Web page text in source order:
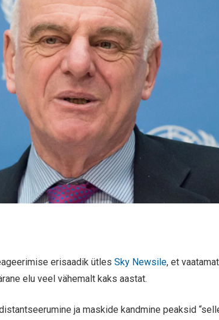
erisaadik ütlesSky Newsile, et
elu veel vähemalt kaks aastat.
ja maskide kandmine peaksid